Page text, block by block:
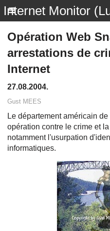
Internet Monitor
Opération Web
arrestations de
Internet
27.08.2004.
Gust MEES
Le département américain
opération contre le crime et
notamment l'usurpation
informatiques.